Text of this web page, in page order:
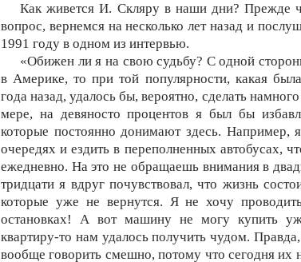
Как живется И. Скляру в наши дни? Прежде
вопрос, вернемся на несколько лет назад и
1991 году в одном из интервью.
«Обижен ли я на свою судьбу? С одной
в Америке, то при той популярности, какая
года назад, удалось бы, вероятно, сделать
мере, на девяносто процентов я был бы
которые постоянно донимают здесь. Например,
очередях и ездить в переполненных автобусах,
ежедневно. На это не обращаешь внимания в
тридцати я вдруг почувствовал, что жизнь
которые уже не вернутся. Я не хочу
остановках! А вот машину не могу купить
квартиру-то нам удалось получить чудом.
вообще говорить смешно, потому что сегодня их